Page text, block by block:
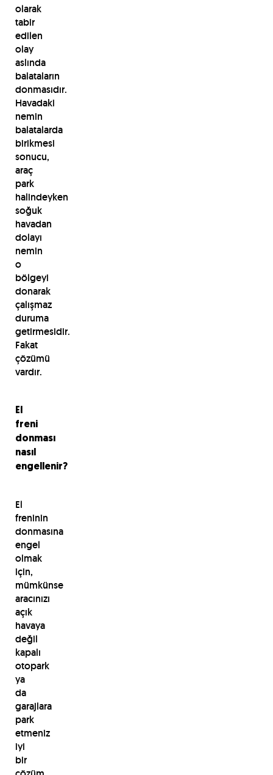
olarak
tabir
edilen
olay
aslında
balataların
donmasıdır.
Havadaki
nemin
balatalarda
birikmesi
sonucu,
araç
park
halindeyken
soğuk
havadan
dolayı
nemin
o
bölgeyi
donarak
çalışmaz
duruma
getirmesidir.
Fakat
çözümü
vardır.
El
freni
donması
nasıl
engellenir?
El
freninin
donmasına
engel
olmak
için,
mümkünse
aracınızı
açık
havaya
değil
kapalı
otopark
ya
da
garajlara
park
etmeniz
iyi
bir